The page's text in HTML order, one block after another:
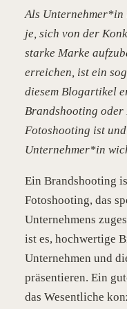
Als Unternehmer*in
je, sich von der
starke Marke
erreichen, ist ein
diesem Blogartikel
Brandshooting
Fotoshooting ist
Unternehmer*in
Ein Brandshooting
Fotoshooting, das
Unternehmens
ist es, hochwertige
Unternehmen und
präsentieren. Ein
das Wesentliche